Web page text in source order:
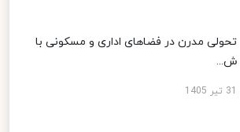
تحولی مدرن در فضاهای اداری و مسکونی با
ش...